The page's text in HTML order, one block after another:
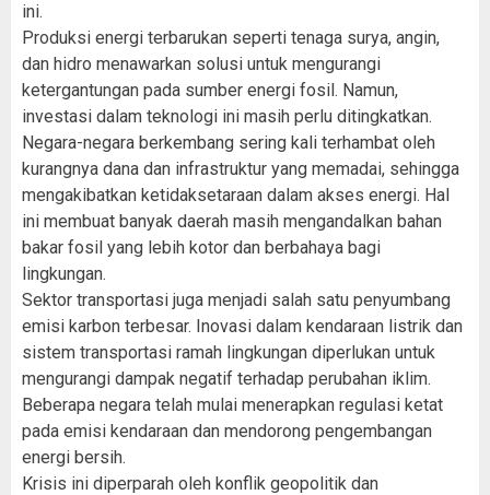
ini.
Produksi energi terbarukan seperti tenaga surya, angin,
dan hidro menawarkan solusi untuk mengurangi
ketergantungan pada sumber energi fosil. Namun,
investasi dalam teknologi ini masih perlu ditingkatkan.
Negara-negara berkembang sering kali terhambat oleh
kurangnya dana dan infrastruktur yang memadai, sehingga
mengakibatkan ketidaksetaraan dalam akses energi. Hal
ini membuat banyak daerah masih mengandalkan bahan
bakar fosil yang lebih kotor dan berbahaya bagi
lingkungan.
Sektor transportasi juga menjadi salah satu penyumbang
emisi karbon terbesar. Inovasi dalam kendaraan listrik dan
sistem transportasi ramah lingkungan diperlukan untuk
mengurangi dampak negatif terhadap perubahan iklim.
Beberapa negara telah mulai menerapkan regulasi ketat
pada emisi kendaraan dan mendorong pengembangan
energi bersih.
Krisis ini diperparah oleh konflik geopolitik dan